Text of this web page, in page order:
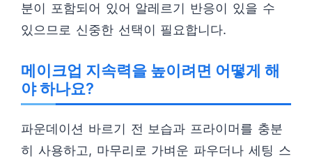
분이 포함되어 있어 알레르기 반응이 있을 수
있으므로 신중한 선택이 필요합니다.
메이크업 지속력을 높이려면 어떻게 해
야 하나요?
파운데이션 바르기 전 보습과 프라이머를 충분
히 사용하고, 마무리로 가벼운 파우더나 세팅 스